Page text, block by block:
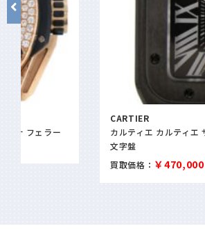
カルティエ カルティエ サントス100 LM
￥470,000